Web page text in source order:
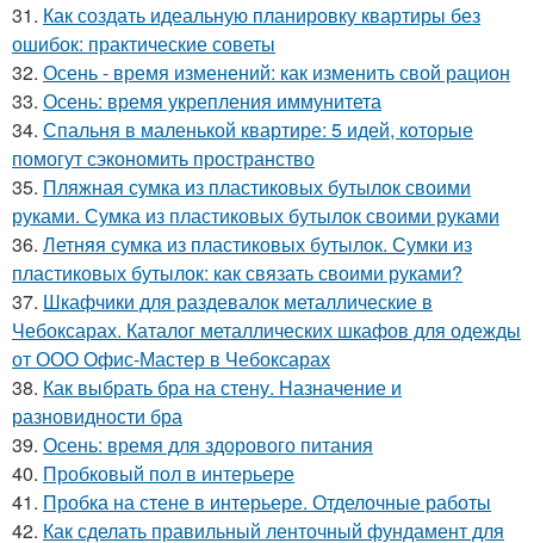
31. Как создать идеальную планировку квартиры без
ошибок: практические советы
32. Осень - время изменений: как изменить свой рацион
33. Осень: время укрепления иммунитета
34. Спальня в маленькой квартире: 5 идей, которые
помогут сэкономить пространство
35. Пляжная сумка из пластиковых бутылок своими
руками. Сумка из пластиковых бутылок своими руками
36. Летняя сумка из пластиковых бутылок. Сумки из
пластиковых бутылок: как связать своими руками?
37. Шкафчики для раздевалок металлические в
Чебоксарах. Каталог металлических шкафов для одежды
от ООО Офис-Мастер в Чебоксарах
38. Как выбрать бра на стену. Назначение и
разновидности бра
39. Осень: время для здорового питания
40. Пробковый пол в интерьере
41. Пробка на стене в интерьере. Отделочные работы
42. Как сделать правильный ленточный фундамент для